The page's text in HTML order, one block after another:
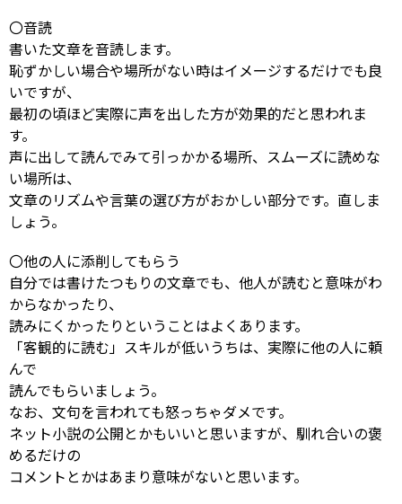
〇音読
書いた文章を音読します。
恥ずかしい場合や場所がない時はイメージするだけでも良
いですが、
最初の頃ほど実際に声を出した方が効果的だと思われま
す。
声に出して読んでみて引っかかる場所、スムーズに読めな
い場所は、
文章のリズムや言葉の選び方がおかしい部分です。直しま
しょう。
〇他の人に添削してもらう
自分では書けたつもりの文章でも、他人が読むと意味がわ
からなかったり、
読みにくかったりということはよくあります。
「客観的に読む」スキルが低いうちは、実際に他の人に頼
んで
読んでもらいましょう。
なお、文句を言われても怒っちゃダメです。
ネット小説の公開とかもいいと思いますが、馴れ合いの褒
めるだけの
コメントとかはあまり意味がないと思います。